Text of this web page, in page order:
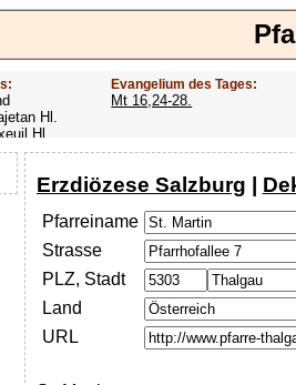
Hl.
Hl.
Evangelium des Tages:
Mt 16,24-28.
Erzdiözese Salzburg |
Pfarreiname
Strasse
PLZ, Stadt
Land
URL